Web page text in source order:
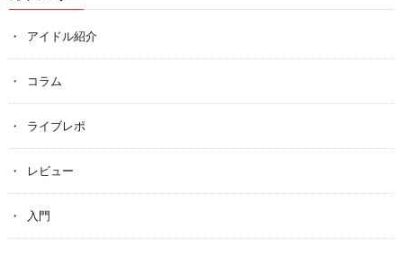
アイドル紹介
コラム
ライブレポ
レビュー
入門